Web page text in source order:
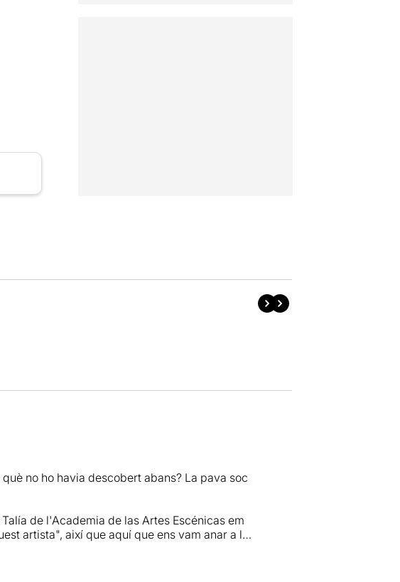
no ho havia descobert abans? La pava soc
de l'Academia de las Artes Escénicas em
artista", així que aquí que ens vam anar a les